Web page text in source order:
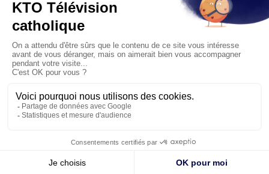
La visite pastorale du pape Léon
XIV à Assise à suivre sur KTO le
jeudi 6 août
Le pape en Uruguay, Argentine et
Pérou du 6 au 17 novembre 2026
© KTO 2026 — Mentions légales